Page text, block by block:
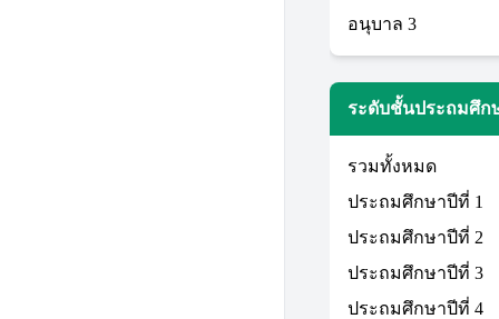
อนุบาล 3
ระดับชั้นประถมศึก
รวมทั้งหมด
ประถมศึกษาปีที่ 1
ประถมศึกษาปีที่ 2
ประถมศึกษาปีที่ 3
ประถมศึกษาปีที่ 4